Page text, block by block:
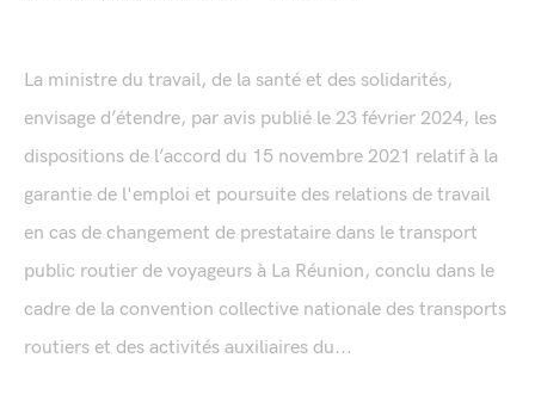
La ministre du travail, de la santé et des solidarités,
envisage d’étendre, par avis publié le 23 février 2024, les
dispositions de l’accord du 15 novembre 2021 relatif à la
garantie de l'emploi et poursuite des relations de travail
en cas de changement de prestataire dans le transport
public routier de voyageurs à La Réunion, conclu dans le
cadre de la convention collective nationale des transports
routiers et des activités auxiliaires du...